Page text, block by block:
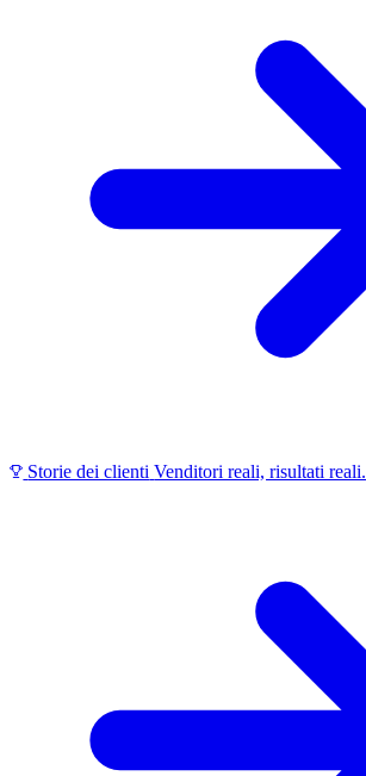
Storie dei clienti Venditori reali, risultati reali.